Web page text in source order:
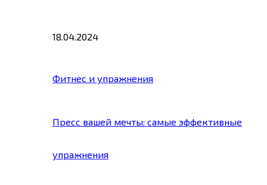
18.04.2024
Фитнес и упражнения
Пресс вашей мечты: самые эффективные
упражнения